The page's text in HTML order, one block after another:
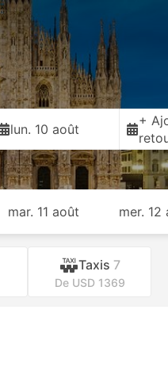
lun. 10 août
+
mar. 11 août mer. 12
Taxis 7
De USD 1369